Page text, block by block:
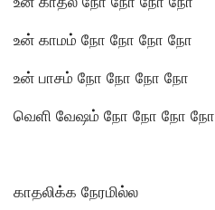
உன் காமம் நோ நோ நோ நோ
உன் பாசம் நோ நோ நோ நோ
வெளி வேஷம் நோ நோ நோ நோ
காதலிக்க நேரமில்ல